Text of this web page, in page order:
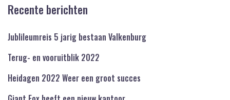
Recente berichten
Jublileumreis 5 jarig bestaan Valkenburg
Terug- en vooruitblik 2022
Heidagen 2022 Weer een groot succes